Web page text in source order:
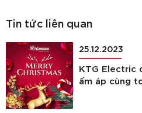
Tin tức liên quan
25.12.2023
KTG Electric
ấm áp cùng